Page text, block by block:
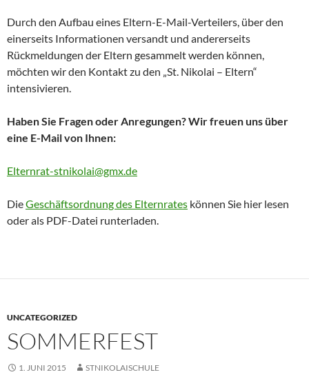
Durch den Aufbau eines Eltern-E-Mail-Verteilers, über den
einerseits Informationen versandt und andererseits
Rückmeldungen der Eltern gesammelt werden können,
möchten wir den Kontakt zu den „St. Nikolai – Eltern“
intensivieren.
Haben Sie Fragen oder Anregungen? Wir freuen uns über
eine E-Mail von Ihnen:
Elternrat-stnikolai@gmx.de
DieGeschäftsordnung des Elternrates können Sie hier lesen
oder als PDF-Datei runterladen.
UNCATEGORIZED
SOMMERFEST
1. JUNI 2015 STNIKOLAISCHULE